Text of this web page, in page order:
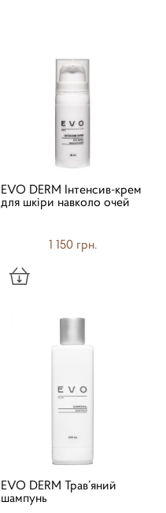
EVO DERM Трав’яний
шампунь
EVO DERM Інтенсив-крем
для шкіри навколо очей
1 150 грн.